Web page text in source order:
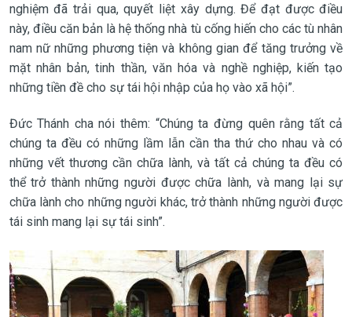
nghiệm đã trải qua, quyết liệt xây dựng. Để đạt được điều
này, điều căn bản là hệ thống nhà tù cống hiến cho các tù nhân
nam nữ những phương tiện và không gian để tăng trưởng về
mặt nhân bản, tinh thần, văn hóa và nghề nghiệp, kiến tạo
những tiền đề cho sự tái hội nhập của họ vào xã hội”.
Đức Thánh cha nói thêm: “Chúng ta đừng quên rằng tất cả
chúng ta đều có những lầm lẫn cần tha thứ cho nhau và có
những vết thương cần chữa lành, và tất cả chúng ta đều có
thể trở thành những người được chữa lành, và mang lại sự
chữa lành cho những người khác, trở thành những người được
tái sinh mang lại sự tái sinh”.